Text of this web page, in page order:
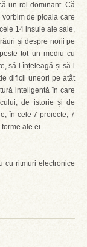
un rol dominant. Că
de ploaia care
14 insule ale sale,
și despre norii pe
tot un mediu cu
să-l înțeleagă și să-l
dificil uneori pe atât
inteligentă în care
de istorie și de
în cele 7 proiecte, 7
ale ei.
cu ritmuri electronice